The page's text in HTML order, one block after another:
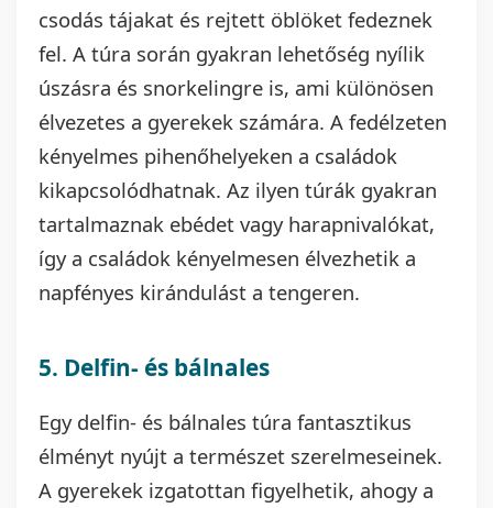
csodás tájakat és rejtett öblöket fedeznek
fel. A túra során gyakran lehetőség nyílik
úszásra és snorkelingre is, ami különösen
élvezetes a gyerekek számára. A fedélzeten
kényelmes pihenőhelyeken a családok
kikapcsolódhatnak. Az ilyen túrák gyakran
tartalmaznak ebédet vagy harapnivalókat,
így a családok kényelmesen élvezhetik a
napfényes kirándulást a tengeren.
5. Delfin- és bálnales
Egy delfin- és bálnales túra fantasztikus
élményt nyújt a természet szerelmeseinek.
A gyerekek izgatottan figyelhetik, ahogy a